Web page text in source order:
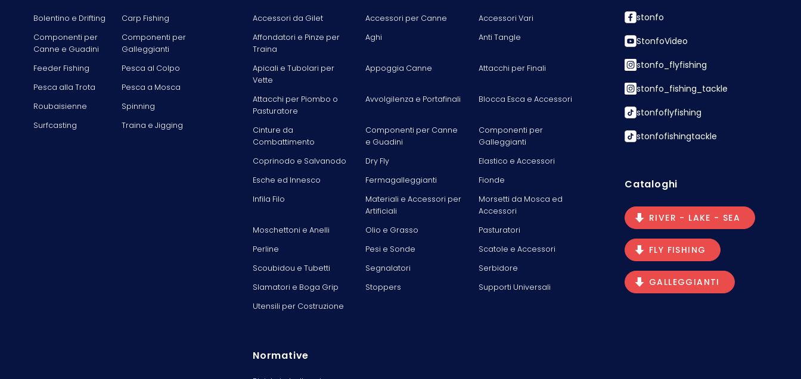
Bolentino e Drifting
Carp Fishing
Componenti per
Canne e Guadini
Componenti per
Galleggianti
Feeder Fishing
Pesca al Colpo
Pesca alla Trota
Pesca a Mosca
Roubaisienne
Spinning
Surfcasting
Traina e Jigging
Accessori da Gilet Accessori per Canne
Accessori Vari
Affondatori e Pinze per
Traina
Aghi Anti Tangle
Apicali e Tubolari per
Vette
Appoggia Canne Attacchi per Finali
Attacchi per Piombo o
Pasturatore
Avvolgilenza e Portafinali Blocca Esca e Accessori
Cinture da
Combattimento
Componenti per Canne
e Guadini
Componenti per
Galleggianti
Coprinodo e Salvanodo
Dry Fly
Elastico e Accessori
Esche ed Innesco
Fermagalleggianti
Fionde
Infila Filo
Materiali e Accessori per
Artificiali
Morsetti da Mosca ed
Accessori
Moschettoni e Anelli
Olio e Grasso
Pasturatori
Perline
Pesi e Sonde
Scatole e Accessori
Scoubidou e Tubetti
Segnalatori
Serbidore
Slamatori e Boga Grip
Stoppers
Supporti Universali
Utensili per Costruzione
Normative
stonfo
StonfoVideo
stonfo_flyfishing
stonfo_fishing_tackle
stonfoflyfishing
stonfofishingtackle
Cataloghi
RIVER - LAKE - SEA
FLY FISHING
GALLEGGIANTI